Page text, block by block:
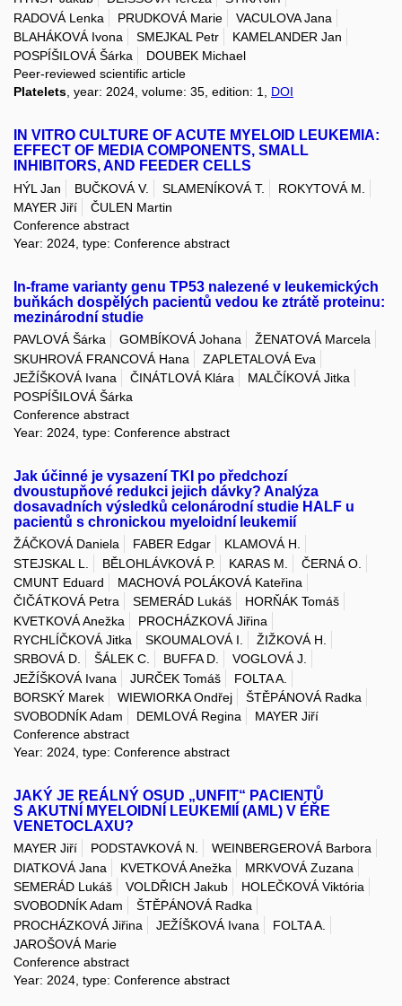
RADOVÁ Lenka
PRUDKOVÁ Marie
VACULOVA Jana
BLAHÁKOVÁ Ivona
SMEJKAL Petr
KAMELANDER Jan
POSPÍŠILOVÁ Šárka
DOUBEK Michael
Peer-reviewed scientific article
Platelets, year: 2024, volume: 35, edition: 1, DOI
IN VITRO CULTURE OF ACUTE MYELOID LEUKEMIA:
EFFECT OF MEDIA COMPONENTS, SMALL
INHIBITORS, AND FEEDER CELLS
HÝL Jan BUČKOVÁ V. SLAMENÍKOVÁ T.
ROKYTOVÁ M.
MAYER Jiří
ČULEN Martin
Conference abstract
Year: 2024, type: Conference abstract
In-frame varianty genu TP53 nalezené v leukemických
buňkách dospělých pacientů vedou ke ztrátě proteinu:
mezinárodní studie
PAVLOVÁ Šárka GOMBÍKOVÁ Johana
ŽENATOVÁ Marcela
SKUHROVÁ FRANCOVÁ Hana
ZAPLETALOVÁ Eva
JEŽÍŠKOVÁ Ivana
ČINÁTLOVÁ Klára
MALČÍKOVÁ Jitka
POSPÍŠILOVÁ Šárka
Conference abstract
Year: 2024, type: Conference abstract
Jak účinné je vysazení TKI po předchozí
dvoustupňové redukci jejich dávky? Analýza
dosavadních výsledků celonárodní studie HALF u
pacientů s chronickou myeloidní leukemií
ŽÁČKOVÁ Daniela FABER Edgar
KLAMOVÁ H.
STEJSKAL L.
BĚLOHLÁVKOVÁ P. KARAS M.
ČERNÁ O.
CMUNT Eduard
MACHOVÁ POLÁKOVÁ Kateřina
ČIČÁTKOVÁ Petra
SEMERÁD Lukáš
HORŇÁK Tomáš
KVETKOVÁ Anežka
PROCHÁZKOVÁ Jiřina
RYCHLÍČKOVÁ Jitka
SKOUMALOVÁ I.
ŽIŽKOVÁ H.
SRBOVÁ D.
ŠÁLEK C. BUFFA D.
VOGLOVÁ J.
JEŽÍŠKOVÁ Ivana
JURČEK Tomáš
FOLTA A.
BORSKÝ Marek
WIEWIORKA Ondřej
ŠTĚPÁNOVÁ Radka
SVOBODNÍK Adam
DEMLOVÁ Regina
MAYER Jiří
Conference abstract
Year: 2024, type: Conference abstract
JAKÝ JE REÁLNÝ OSUD „UNFIT“ PACIENTŮ
S AKUTNÍ MYELOIDNÍ LEUKEMIÍ (AML) V ÉŘE
VENETOCLAXU?
MAYER Jiří PODSTAVKOVÁ N.
WEINBERGEROVÁ Barbora
DIATKOVÁ Jana
KVETKOVÁ Anežka
MRKVOVÁ Zuzana
SEMERÁD Lukáš
VOLDŘICH Jakub
HOLEČKOVÁ Viktória
SVOBODNÍK Adam
ŠTĚPÁNOVÁ Radka
PROCHÁZKOVÁ Jiřina
JEŽÍŠKOVÁ Ivana
FOLTA A.
JAROŠOVÁ Marie
Conference abstract
Year: 2024, type: Conference abstract